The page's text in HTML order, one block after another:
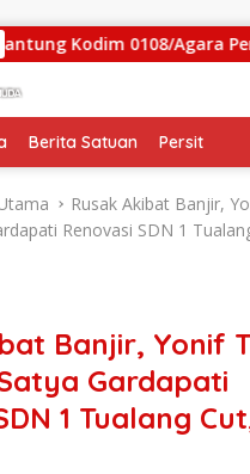
0108/Agara
Berita Satuan Persit
Rusak Akibat Banjir,
Renovasi SDN 1
Banjir, Yonif
Gardapati
1 Tualang